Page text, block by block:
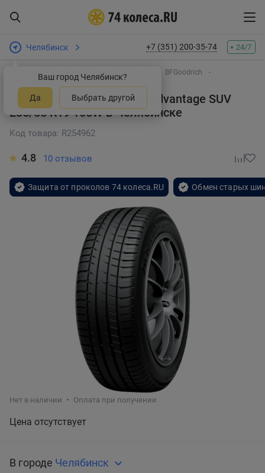
Челябинск
Ваш город Челябинск?
Да Выбрать другой
+7 (351) 200-35-74 24/7
Интернет-магазин шин и дисков
BFGoodrich
Advantage SUV
Летняя шина BFGoodrich Advantage SUV
235/55 R19 105Wв Челябинске
Код товара: R254962
4.8 10 отзывов
Защита от проколов 74 колеса.RU Обмен старых
Нет в наличии Оплата при получении
Цена отсутствует
В городе Челябинск